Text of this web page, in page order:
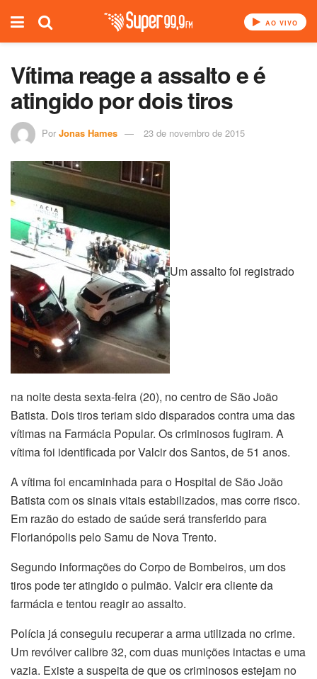
AO VIVO
Vítima reage a assalto e é
atingido por dois tiros
Por Jonas Hames 23 de novembro de 2015
Um assalto foi registrado
na noite desta sexta-feira (20), no centro de São João
Batista. Dois tiros teriam sido disparados contra uma das
vítimas na Farmácia Popular. Os criminosos fugiram. A
vítima foi identificada por Valcir dos Santos, de 51 anos.
A vítima foi encaminhada para o Hospital de São João
Batista com os sinais vitais estabilizados, mas corre risco.
Em razão do estado de saúde será transferido para
Florianópolis pelo Samu de Nova Trento.
Segundo informações do Corpo de Bombeiros, um dos
tiros pode ter atingido o pulmão. Valcir era cliente da
farmácia e tentou reagir ao assalto.
Polícia já conseguiu recuperar a arma utilizada no crime.
Um revólver calibre 32, com duas munições intactas e uma
vazia. Existe a suspeita de que os criminosos estejam no